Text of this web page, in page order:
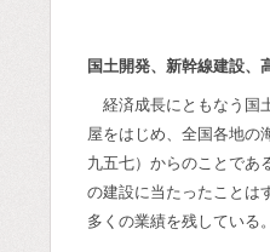
国土開発、新幹線建設、
経済成長にともなう国
屋をはじめ、全国各地の
九五七）からのことであ
の建設に当たったことは
多くの業績を残している